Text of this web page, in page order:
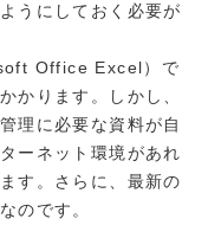
うにしておく必要が
Office Excel）で
かります。しかし、
理に必要な資料が自
ーネット環境があれ
す。さらに、最新の
のです。